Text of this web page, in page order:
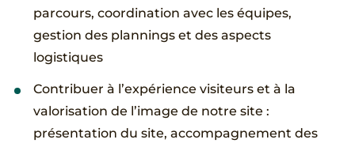
parcours, coordination avec les équipes,
gestion des plannings et des aspects
logistiques
Contribuer à l’expérience visiteurs et à la
valorisation de l’image de notre site :
présentation du site, accompagnement des